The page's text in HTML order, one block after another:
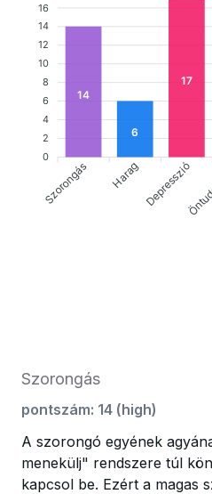
16
14
12
10
8
6
4
2
0
14
6
17
Szorongás Harag Depresszió
Szorongás
pontszám: 14 (high)
A szorongó egyének
menekülj" rendszere túl
kapcsol be. Ezért a magas